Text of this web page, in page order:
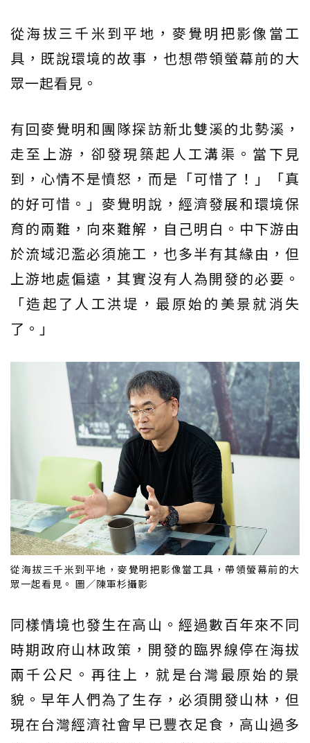
從海拔三千米到平地，麥覺明把影像當工
具，既說環境的故事，也想帶領螢幕前的大
眾一起看見。
有回麥覺明和團隊探訪新北雙溪的北勢溪，
走至上游，卻發現築起人工溝渠。當下見
到，心情不是憤怒，而是「可惜了！」「真
的好可惜。」麥覺明說，經濟發展和環境保
育的兩難，向來難解，自己明白。中下游由
於流域氾濫必須施工，也多半有其緣由，但
上游地處偏遠，其實沒有人為開發的必要。
「造起了人工洪堤，最原始的美景就消失
了。」
從海拔三千米到平地，麥覺明把影像當工具，帶領螢幕前的大
眾一起看見。 圖／陳軍杉攝影
同樣情境也發生在高山。經過數百年來不同
時期政府山林政策，開發的臨界線停在海拔
兩千公尺。再往上，就是台灣最原始的景
貌。早年人們為了生存，必須開發山林，但
現在台灣經濟社會早已豐衣足食，高山過多